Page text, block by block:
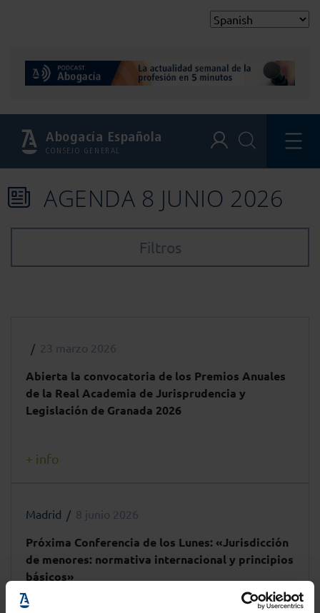
Abogacía Española
CONSEJO GENERAL
AGENDA 8 JUNIO 2026
Filtros
23 marzo 2026
Abierta la convocatoria de los Premios Anuales
de la Real Academia de Jurisprudencia y
Legislación de Granada 2026
+ info
Madrid 8 junio 2026
Próxima Conferencia de los Lunes: «Jurisdicción
de menores: normativa internacional y principios
básicos»